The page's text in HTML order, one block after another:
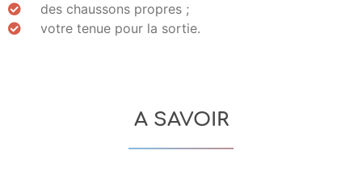
des chaussons propres ;
votre tenue pour la sortie.
A SAVOIR